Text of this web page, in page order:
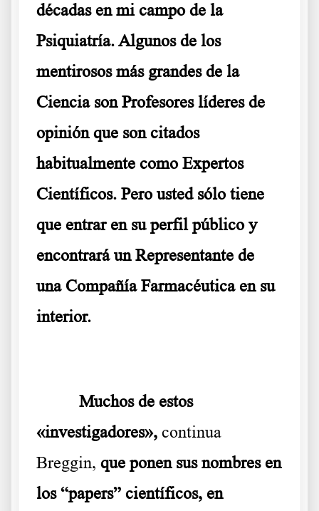
décadas en mi campo de la
Psiquiatría. Algunos de los
mentirosos más grandes de la
Ciencia son Profesores líderes de
opinión que son citados
habitualmente como Expertos
Científicos. Pero usted sólo tiene
que entrar en su perfil público y
encontrará un Representante de
una Compañía Farmacéutica en su
interior.
Muchos de estos
«investigadores», continua
Breggin, que ponen sus nombres en
los “papers” científicos, en